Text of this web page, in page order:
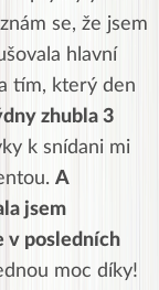
se, že jsem
hlavní
tím, který den
zhubla 3
k snídani mi
A
jsem
v posledních
moc díky!